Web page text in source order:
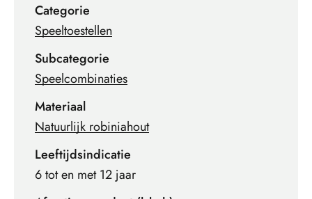
Categorie
Speeltoestellen
Subcategorie
Speelcombinaties
Materiaal
Natuurlijk robiniahout
Leeftijdsindicatie
6 tot en met 12 jaar